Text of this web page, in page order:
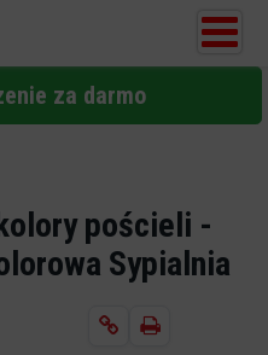
za darmo
pościeli -
Sypialnia